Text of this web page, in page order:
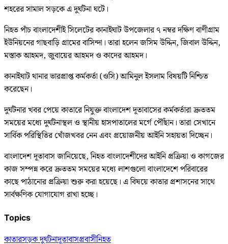
শহরের সামাল সড়কে এ দুর্ঘটনা ঘটে।
নিহত পাঁচ বাংলাদেশীই সিলেটের কানাইঘাট উপজেলার ৭ নম্বর দক্ষিণ বাণীগ্রাম
ইউনিয়নের গাছবাড়ি গ্রামের বাসিন্দা। তারা হলেন জসিম উদ্দিন, জিবাল উদ্দিন,
মস্তাক আহমদ, জুবায়ের আহমদ ও কাদের আহমদ।
কানাইঘাট থানার ভারপ্রাপ্ত কর্মকর্তা (ওসি) আমিনুল ইসলাম বিষয়টি নিশ্চিত
করেছেন।
দুর্ঘটনার খবর পেয়ে কাতারে নিযুক্ত বাংলাদেশ দূতাবাসের কর্মকর্তারা দ্রুততম
সময়ের মধ্যে দুর্ঘটনাস্থল ও স্থানীয় হাসপাতালের মর্গে পৌঁছান। তারা সেখানে
সার্বিক পরিস্থিতির খোঁজখবর নেন এবং প্রয়োজনীয় আইনি সহায়তা দিচ্ছেন।
বাংলাদেশ দূতাবাস জানিয়েছে, নিহত বাংলাদেশীদের আইনি প্রক্রিয়া ও কাগজের
কাজ সম্পন্ন করে দ্রুততম সময়ের মধ্যে লাশগুলো বাংলাদেশে পরিবারের
কাছে পাঠানোর প্রক্রিয়া শুরু করা হয়েছে। এ বিষয়ে কাতার প্রশাসনের সাথে
সার্বক্ষণিক যোগাযোগ রাখা হচ্ছে।
Topics
কাতারসড়ক দুর্ঘটনাদূতাবাসপ্রবাসীনিহত